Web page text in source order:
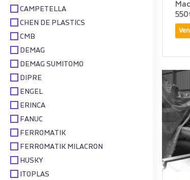
CAMPETELLA
CHEN DE PLASTICS
CMB
DEMAG
DEMAG SUMITOMO
DIPRE
ENGEL
ERINCA
FANUC
FERROMATIK
FERROMATIK MILACRON
HUSKY
ITOPLAS